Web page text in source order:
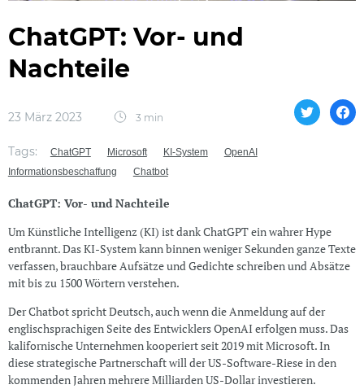
ChatGPT: Vor- und
Nachteile
23 März 2023 3 min
Tags: ChatGPT Microsoft KI-System
OpenAI
Informationsbeschaffung
Chatbot
ChatGPT: Vor- und Nachteile
Um Künstliche Intelligenz (KI) ist dank ChatGPT ein wahrer Hype
entbrannt. Das KI-System kann binnen weniger Sekunden ganze Texte
verfassen, brauchbare Aufsätze und Gedichte schreiben und Absätze
mit bis zu 1500 Wörtern verstehen.
Der Chatbot spricht Deutsch, auch wenn die Anmeldung auf der
englischsprachigen Seite des Entwicklers OpenAI erfolgen muss. Das
kalifornische Unternehmen kooperiert seit 2019 mit Microsoft. In
diese strategische Partnerschaft will der US-Software-Riese in den
kommenden Jahren mehrere Milliarden US-Dollar investieren.